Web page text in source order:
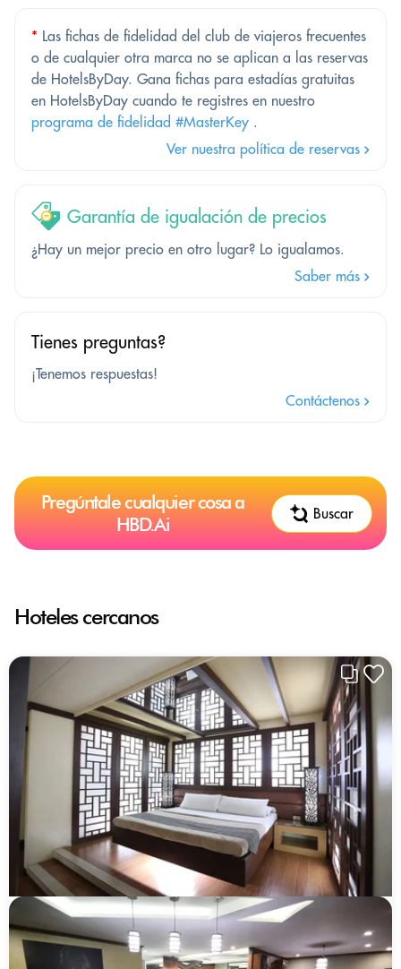
* Las fichas de fidelidad del club de viajeros frecuentes
o de cualquier otra marca no se aplican a las reservas
de HotelsByDay. Gana fichas para estadías gratuitas
en HotelsByDay cuando te registres en nuestro
programa de fidelidad #MasterKey .
Ver nuestra política de reservas
Garantía de igualación de precios
¿Hay un mejor precio en otro lugar? Lo igualamos.
Saber más
Tienes preguntas?
¡Tenemos respuestas!
Contáctenos
Pregúntale cualquier cosa a
HBD.Ai
Buscar
Hoteles cercanos